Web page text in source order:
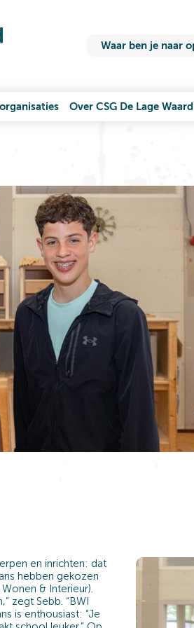
Over CSG De Lage Waard
en inrichten: dat
hebben gekozen
& Interieur).
zegt Sebb. “BWI
is enthousiast: “Je